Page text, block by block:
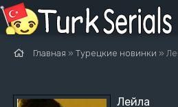
Главная » Турецкие новинки »
Лейла